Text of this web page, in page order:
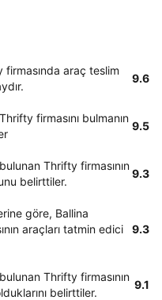
araç teslim
9.6
firmasını bulmanın
9.5
Thrifty firmasının
belirttiler.
9.3
göre, Ballina
araçları tatmin edici
9.3
Thrifty firmasının
belirttiler.
9.1